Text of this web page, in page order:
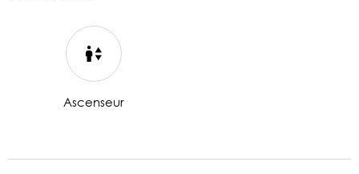
Ascenseur